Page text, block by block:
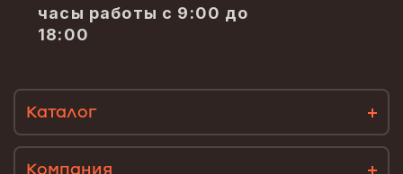
часы работы с 9:00 до
18:00
Каталог
Компания